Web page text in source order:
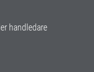
handledare